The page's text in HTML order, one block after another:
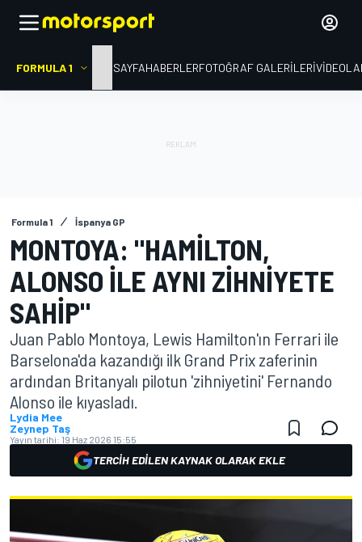
FORMULA 1 ANA SAYFAHABERLERFOTOĞRAF GALERILERI
Formula 1 İspanya GP
MONTOYA: "HAMILTON,
ALONSO ILE AYNI ZIHNIYETE
SAHIP"
Juan Pablo Montoya, Lewis Hamilton'ın Ferrari ile
Barselona'da kazandığı ilk Grand Prix zaferinin
ardından Britanyalı pilotun 'zihniyetini' Fernando
Alonso ile kıyasladı.
Lydia Mee
Zeynep Taş
Yayın tarihi: 19 Haz 2026 15:55
TERCIH EDILEN KAYNAK OLARAK EKLE